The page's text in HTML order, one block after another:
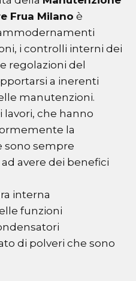
Frua Milano è
i controlli interni dei
regolazioni del
a inerenti
manutenzioni.
lavori, che hanno
la
sono sempre
avere dei benefici
interna
funzioni
di polveri che sono